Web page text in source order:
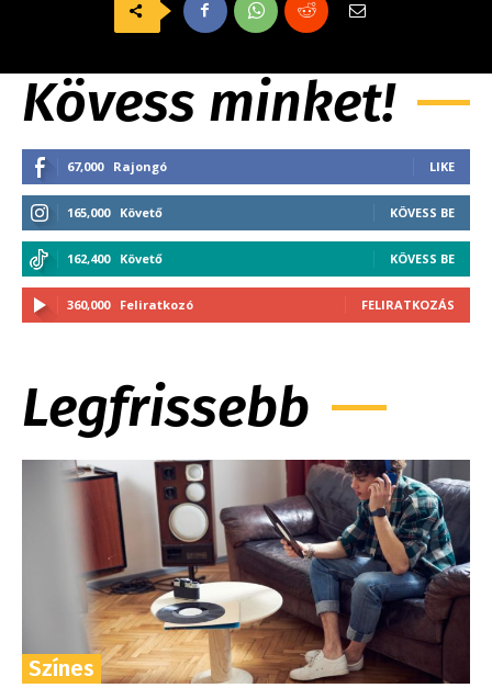
Kövess minket!
67,000 Rajongó LIKE
165,000 Követő KÖVESS BE
162,400 Követő KÖVESS BE
360,000 Feliratkozó FELIRATKOZÁS
Legfrissebb
Színes